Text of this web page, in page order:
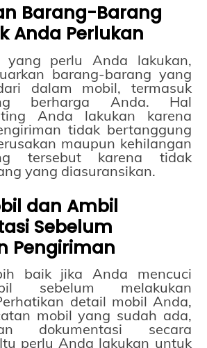
Barang-Barang
Anda Perlukan
yang perlu Anda lakukan,
barang-barang yang
dalam mobil, termasuk
berharga Anda. Hal
Anda lakukan karena
tidak bertanggung
maupun kehilangan
tersebut karena tidak
yang diasuransikan.
dan Ambil
Sebelum
Pengiriman
baik jika Anda mencuci
sebelum melakukan
detail mobil Anda,
mobil yang sudah ada,
dokumentasi secara
perlu Anda lakukan untuk